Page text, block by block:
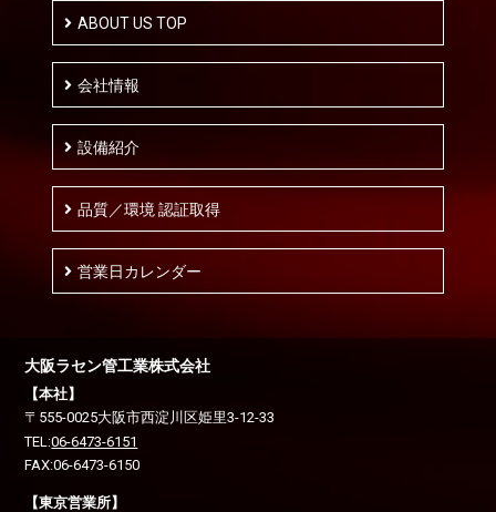
ABOUT US TOP
会社情報
設備紹介
品質／環境 認証取得
営業日カレンダー
大阪ラセン管工業株式会社
【本社】
〒555-0025大阪市西淀川区姫里3-12-33
TEL:06-6473-6151
FAX:06-6473-6150
【東京営業所】